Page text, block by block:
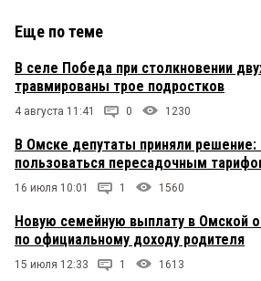
Еще по теме
В селе Победа при столкновении
травмированы трое подростков
4 августа 11:41 0 1230
В Омске депутаты приняли решение:
пользоваться пересадочным
16 июля 10:01 1 1560
Новую семейную выплату в Омской
по официальному доходу родителя
15 июля 12:33 1 1613